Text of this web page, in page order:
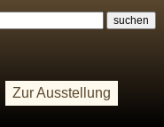
Zur Ausstellung